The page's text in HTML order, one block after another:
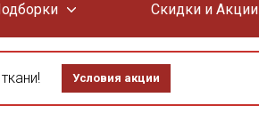
Скидки и Акции
Условия акции